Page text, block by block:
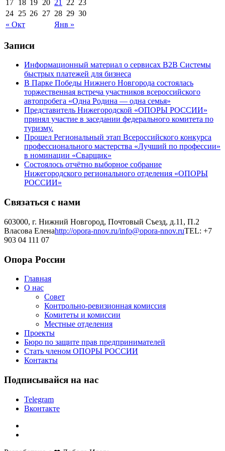
« Окт Янв »
17 18 19 20 21 22 23
24 25 26 27 28 29 30
Записи
Информационный материал о сервисах В2В Системы
быстрых платежей для бизнеса
В Парке Победы Нижнего Новгорода состоялась
торжественная встреча участников всероссийского
автопробега «Одна Родина — одна семья»
Представитель Нижегородской «ОПОРЫ РОССИИ»
принял участие в заседании федерального комитета по
туризму.
Прошел Региональный этап Всероссийского конкурса
профессионального мастерства «Лучший по профессии»
в номинации «Сварщик»
Состоялось отчётно выборное собрание
Нижегородского регионального отделения «ОПОРЫ
РОССИИ»
Связаться с нами
603000, г. Нижний Новгород, Почтовый Съезд, д.11, П.2
Власова Еленаhttp://opora-nnov.ru/info@opora-nnov.ruTEL: +7
903 04 111 07
Опора России
Главная
О нас
Совет
Контрольно-ревизионная комиссия
Комитеты и комиссии
Местные отделения
Проекты
Бюро по защите прав предпринимателей
Стать членом ОПОРЫ РОССИИ
Контакты
Подписывайся на нас
Telegram
Вконтакте